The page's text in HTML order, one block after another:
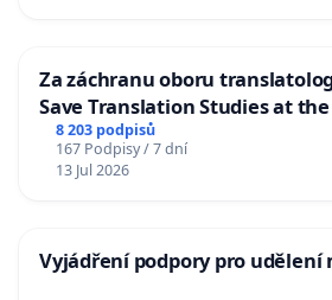
Za záchranu oboru
Save Translation Studies at
Charles University
8 203 podpisů
167 Podpisy / 7 dní
13 Jul 2026
Vyjádření podpory pro udělení